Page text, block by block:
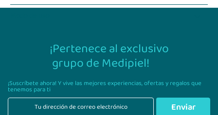
¡Pertenece al exclusivo
grupo de Medipiel!
¡Suscríbete ahora! Y vive las mejores experiencias,ofertas y regalos que
tenemos para ti
Enviar